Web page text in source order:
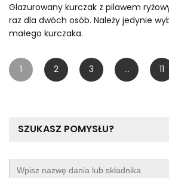
Glazurowany kurczak z pilawem
raz dla dwóch osób. Należy jedynie
małego kurczaka.
Stronicowanie
wpisów
1 2 3 … 11
SZUKASZ POMYSŁU?
Search
for: